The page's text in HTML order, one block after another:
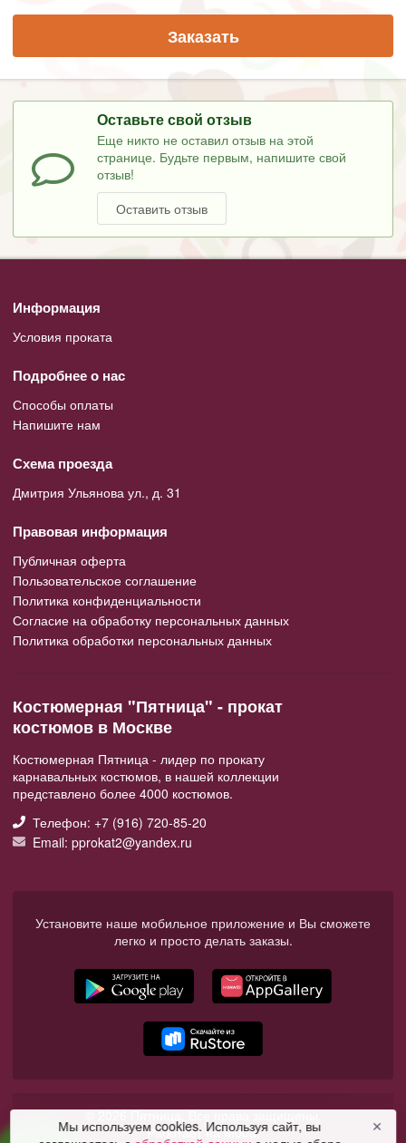
Заказать
Оставьте свой отзыв
Еще никто не оставил отзыв на этой
странице. Будьте первым, напишите свой
отзыв!
Оставить отзыв
Информация
Условия проката
Подробнее о нас
Способы оплаты
Напишите нам
Схема проезда
Дмитрия Ульянова ул., д. 31
Правовая информация
Публичная оферта
Пользовательское соглашение
Политика конфиденциальности
Согласие на обработку персональных данных
Политика обработки персональных данных
Костюмерная "Пятница" - прокат
костюмов в Москве
Костюмерная Пятница - лидер по прокату
карнавальных костюмов, в нашей коллекции
представлено более 4000 костюмов.
Телефон: +7 (916) 720-85-20
Email: pprokat2@yandex.ru
Установите наше мобильное приложение и Вы сможете
легко и просто делать заказы.
© 2026 Пятница. Все права защищены.
Работает на Moba.
Мы используем cookies. Используя сайт, вы
✕